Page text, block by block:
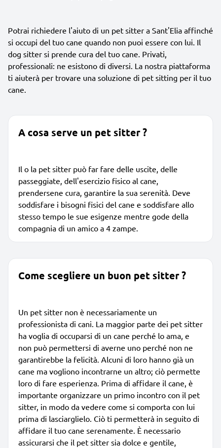
Potrai richiedere l'aiuto di un pet sitter a Sant'Elia affinché
si occupi del tuo cane quando non puoi essere con lui. Il
dog sitter si prende cura del tuo cane. Privati,
professionali: ne esistono di diversi. La nostra piattaforma
ti aiuterà per trovare una soluzione di pet sitting per il tuo
cane.
A cosa serve un pet sitter ?
Il o la pet sitter può far fare delle uscite, delle
passeggiate, dell'esercizio fisico al cane,
prendersene cura, garantire la sua serenità. Deve
soddisfare i bisogni fisici del cane e soddisfare allo
stesso tempo le sue esigenze mentre gode della
compagnia di un amico a 4 zampe.
Come scegliere un buon pet sitter ?
Un pet sitter non è necessariamente un
professionista di cani. La maggior parte dei pet sitter
ha voglia di occuparsi di un cane perché lo ama, e
non può permettersi di averne uno perché non ne
garantirebbe la felicità. Alcuni di loro hanno già un
cane ma vogliono incontrarne un altro; ciò permette
loro di fare esperienza. Prima di affidare il cane, è
importante organizzare un primo incontro con il pet
sitter, in modo da vedere come si comporta con lui
prima di lasciarglielo. Ciò ti permetterà in seguito di
affidare il tuo cane serenamente. È necessario
assicurarsi che il pet sitter sia dolce e gentile,